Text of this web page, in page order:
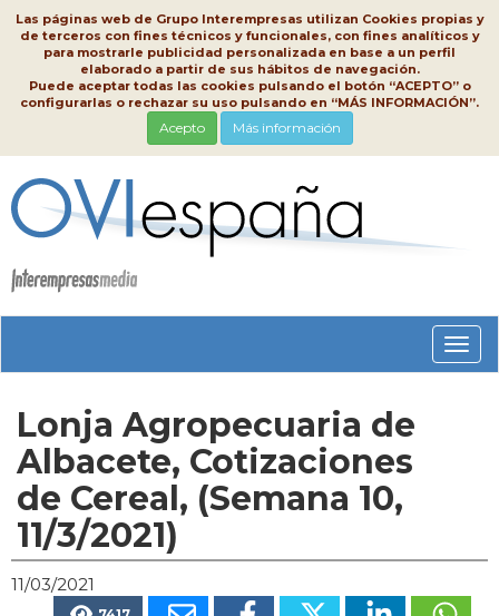
Las páginas web de Grupo Interempresas utilizan Cookies propias y
de terceros con fines técnicos y funcionales, con fines analíticos y
para mostrarle publicidad personalizada en base a un perfil
elaborado a partir de sus hábitos de navegación.
Puede aceptar todas las cookies pulsando el botón “ACEPTO” o
configurarlas o rechazar su uso pulsando en “MÁS INFORMACIÓN”.
Acepto Más información
Lonja Agropecuaria de
Albacete, Cotizaciones
de Cereal, (Semana 10,
11/3/2021)
11/03/2021